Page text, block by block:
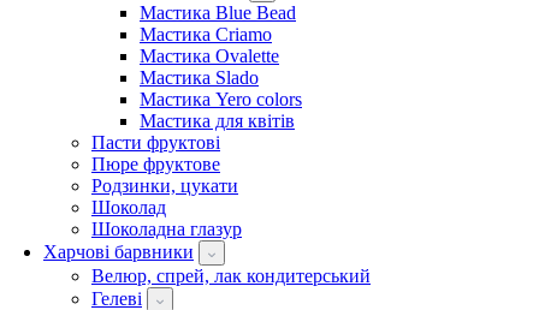
Мастика Blue Bead
Мастика Criamo
Мастика Ovalette
Мастика Slado
Мастика Yero colors
Мастика для квітів
Пасти фруктові
Пюре фруктове
Родзинки, цукати
Шоколад
Шоколадна глазур
Харчові барвники
Велюр, спрей, лак кондитерський
Гелеві